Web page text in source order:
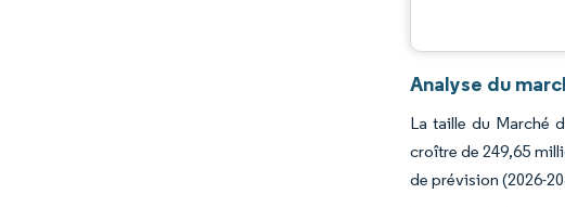
Analyse du
La taille du Marché
croître de 249,65
de prévision (2026-